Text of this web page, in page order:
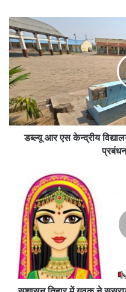
डब्ल्यू आर एस केन्द्रीय